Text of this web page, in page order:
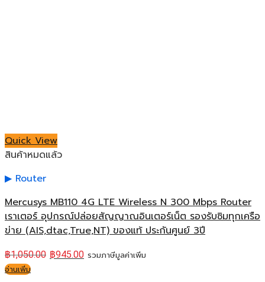
Quick View
สินค้าหมดแล้ว
Router
Mercusys MB110 4G LTE Wireless N 300 Mbps Router
เราเตอร์ อุปกรณ์ปล่อยสัญญาณอินเตอร์เน็ต รองรับซิมทุกเครือ
ข่าย (AIS,dtac,True,NT) ของแท้ ประกันศูนย์ 3ปี
฿1,050.00 ฿945.00 รวมภาษีมูลค่าเพิ่ม
อ่านเพิ่ม